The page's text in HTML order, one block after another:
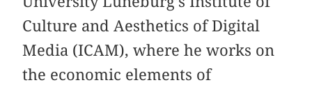
Culture and Aesthetics of Digital
Media (ICAM), where he works on
the economic elements of